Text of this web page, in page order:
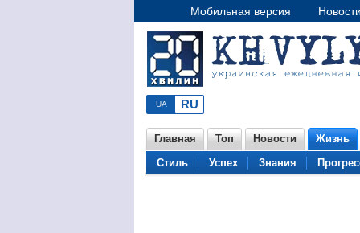
Мобильная версия
Главная Топ Новости Жизнь
Стиль
Успех Знания